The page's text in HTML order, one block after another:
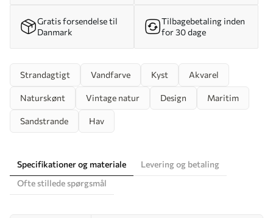
Gratis forsendelse til
Danmark
Tilbagebetaling inden
for 30 dage
Strandagtigt Vandfarve Kyst Akvarel
Naturskønt Vintage natur Design Maritim
Sandstrande Hav
Specifikationer og materiale
Levering og betaling
Ofte stillede spørgsmål